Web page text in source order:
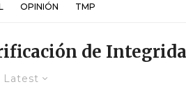
OPINIÓN TMP
de
Latest